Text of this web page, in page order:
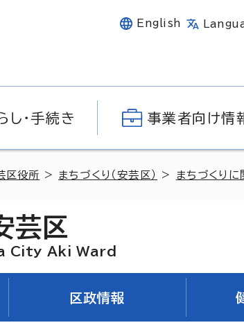
English
し・手続き 事業者向け情
区役所 > まちづくり（安芸区） > まちづくりに
芸区
City Aki Ward
区政情報